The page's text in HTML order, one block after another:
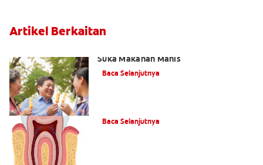
Artikel Berkaitan
Suka Makanan Manis
Baca Selanjutnya
Baca Selanjutnya